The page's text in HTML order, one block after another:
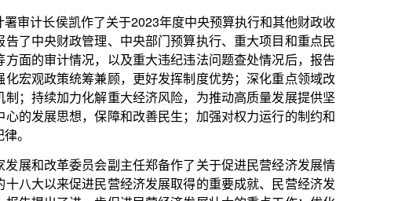
查委员会主任委员杨晓超作的关于个别代
明、肖捷、郑建邦、丁仲礼、郝明金、蔡
桑江村、雪克来提·扎克尔，秘书长刘奇出
军，最高人民检察院检察长应勇，国家监
成员，各省区市人大常委会负责同志，部
分全国人大代表，有关部门负责同志等列